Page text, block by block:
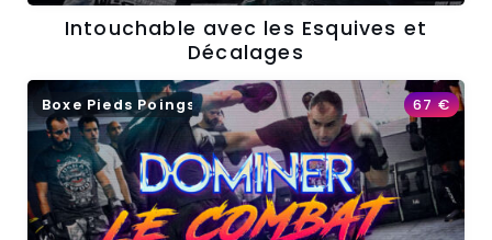
Intouchable avec les Esquives et
Décalages
Boxe Pieds Poings 67€